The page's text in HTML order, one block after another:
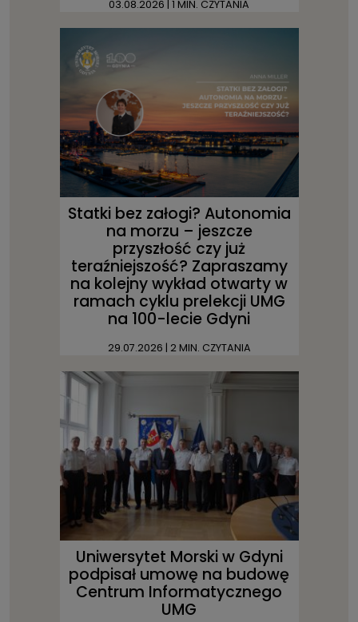
03.08.2026 | 1 MIN. CZYTANIA
Statki bez załogi? Autonomia
na morzu – jeszcze
przyszłość czy już
teraźniejszość? Zapraszamy
na kolejny wykład otwarty w
ramach cyklu prelekcji UMG
na 100-lecie Gdyni
29.07.2026 | 2 MIN. CZYTANIA
Uniwersytet Morski w Gdyni
podpisał umowę na budowę
Centrum Informatycznego
UMG